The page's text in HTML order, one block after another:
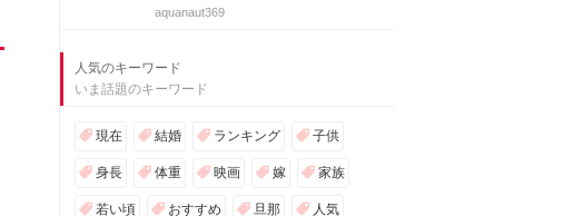
aquanaut369
人気のキーワード
いま話題のキーワード
現在 結婚 ランキング 子供
身長 体重 映画 嫁 家族
若い頃 おすすめ 旦那 人気